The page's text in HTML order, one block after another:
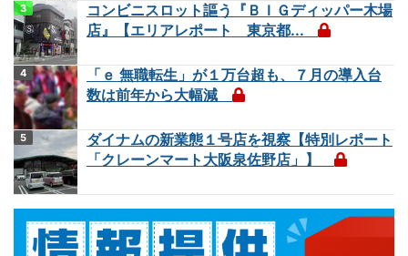
コンビニスロット謳う『ＢＩＧディッパー木場
店』【エリアレポート 東京都...
「ｅ 無職転生」が１万台超も、７月の導入台
数は前年から大幅減
ダイナムの新業態１号店を視察【特別レポート
「クレーンマート大阪泉佐野店」】